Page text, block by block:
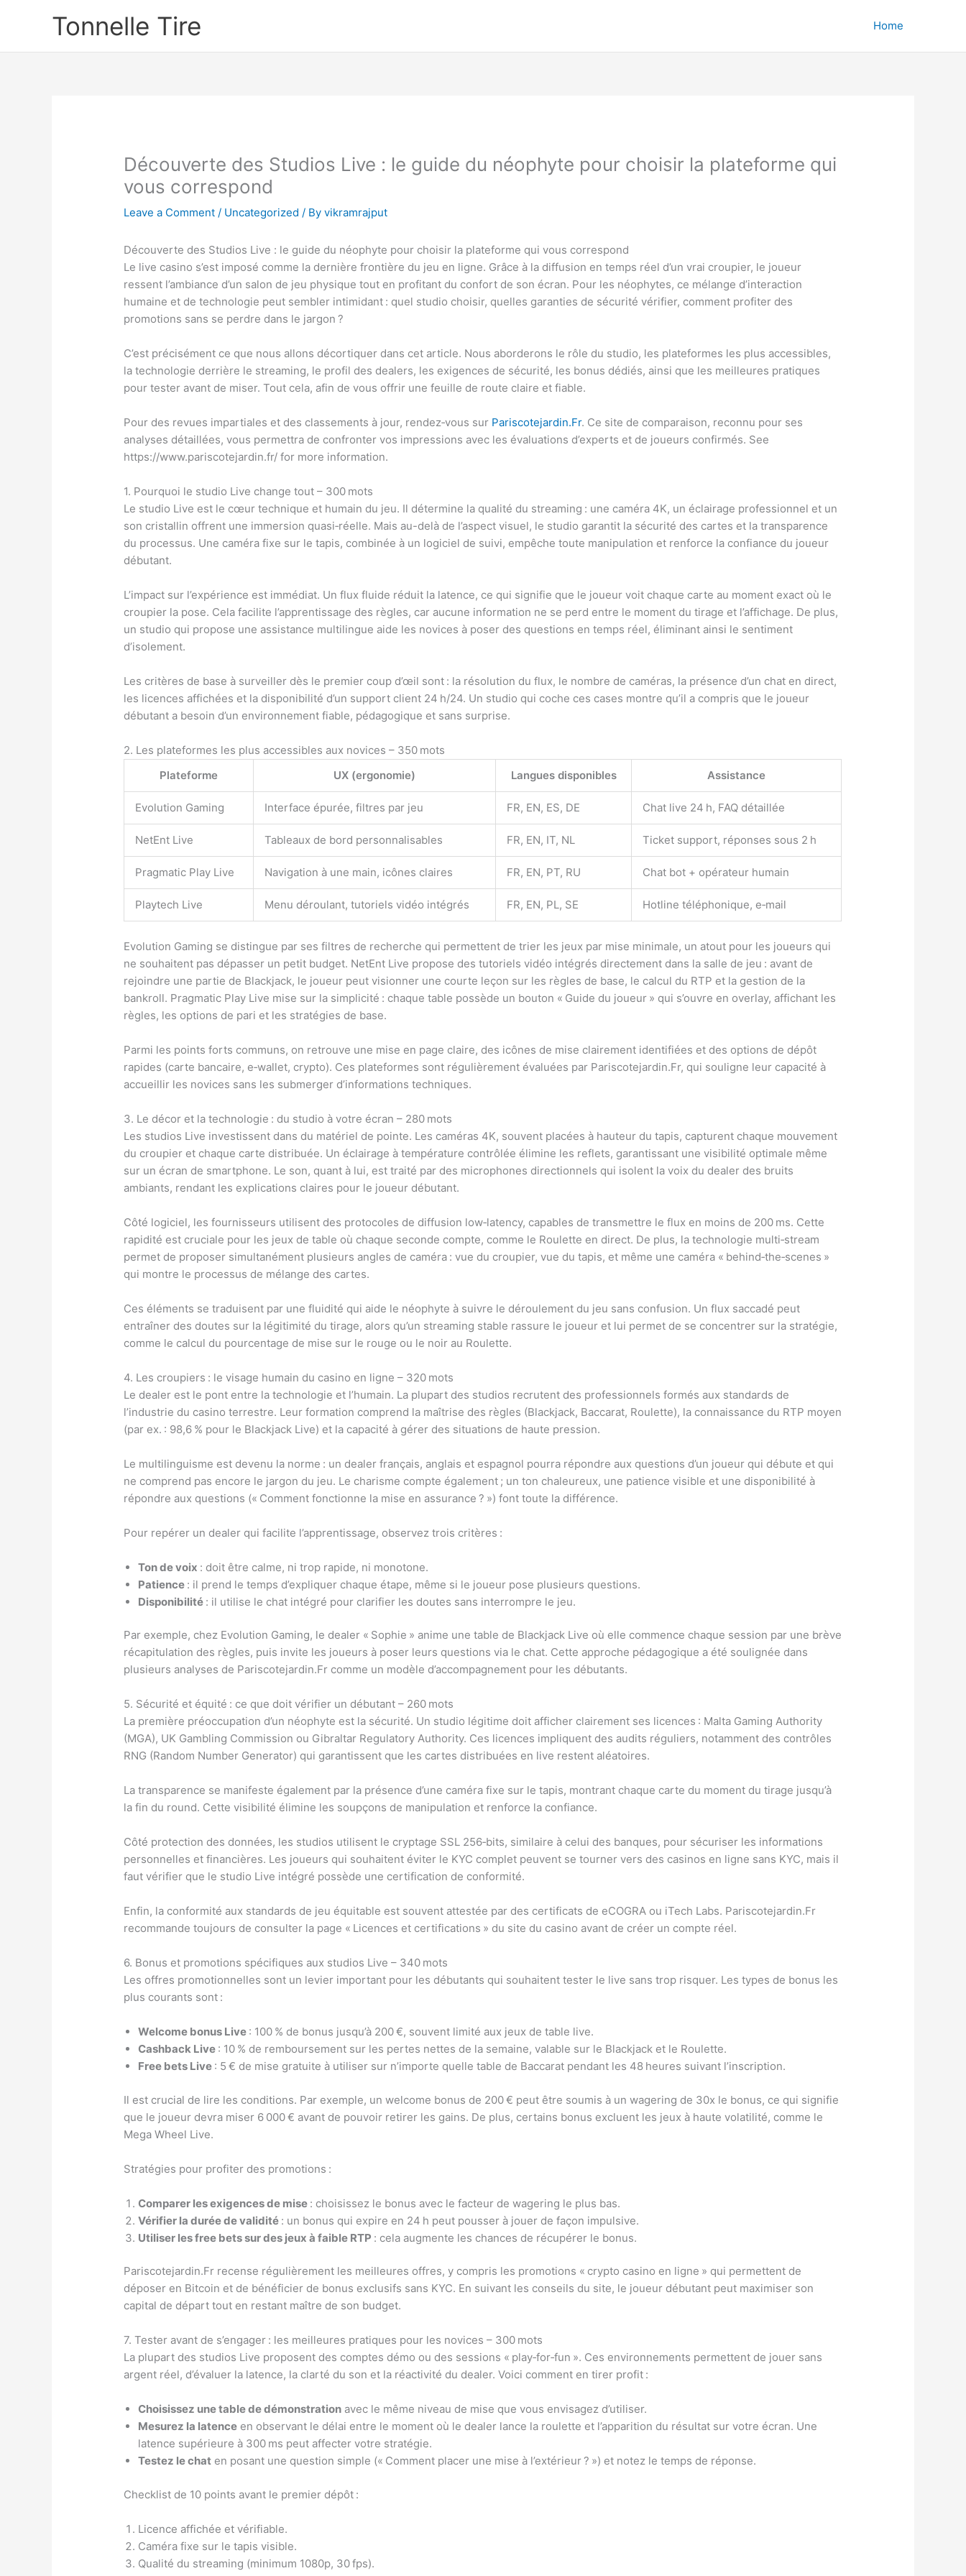
Tonnelle Tire Home
Découverte des Studios Live : le guide du néophyte pour choisir la plateforme qui
vous correspond
Leave a Comment / Uncategorized / Byvikramrajput
Découverte des Studios Live : le guide du néophyte pour choisir la plateforme qui vous correspond
Le live casino s’est imposé comme la dernière frontière du jeu en ligne. Grâce à la diffusion en temps réel d’un vrai croupier, le joueur
ressent l’ambiance d’un salon de jeu physique tout en profitant du confort de son écran. Pour les néophytes, ce mélange d’interaction
humaine et de technologie peut sembler intimidant : quel studio choisir, quelles garanties de sécurité vérifier, comment profiter des
promotions sans se perdre dans le jargon ?
C’est précisément ce que nous allons décortiquer dans cet article. Nous aborderons le rôle du studio, les plateformes les plus accessibles,
la technologie derrière le streaming, le profil des dealers, les exigences de sécurité, les bonus dédiés, ainsi que les meilleures pratiques
pour tester avant de miser. Tout cela, afin de vous offrir une feuille de route claire et fiable.
Pour des revues impartiales et des classements à jour, rendez‑vous sur Pariscotejardin.Fr. Ce site de comparaison, reconnu pour ses
analyses détaillées, vous permettra de confronter vos impressions avec les évaluations d’experts et de joueurs confirmés. See
https://www.pariscotejardin.fr/ for more information.
1. Pourquoi le studio Live change tout – 300 mots
Le studio Live est le cœur technique et humain du jeu. Il détermine la qualité du streaming : une caméra 4K, un éclairage professionnel et un
son cristallin offrent une immersion quasi‑réelle. Mais au-delà de l’aspect visuel, le studio garantit la sécurité des cartes et la transparence
du processus. Une caméra fixe sur le tapis, combinée à un logiciel de suivi, empêche toute manipulation et renforce la confiance du joueur
débutant.
L’impact sur l’expérience est immédiat. Un flux fluide réduit la latence, ce qui signifie que le joueur voit chaque carte au moment exact où le
croupier la pose. Cela facilite l’apprentissage des règles, car aucune information ne se perd entre le moment du tirage et l’affichage. De plus,
un studio qui propose une assistance multilingue aide les novices à poser des questions en temps réel, éliminant ainsi le sentiment
d’isolement.
Les critères de base à surveiller dès le premier coup d’œil sont : la résolution du flux, le nombre de caméras, la présence d’un chat en direct,
les licences affichées et la disponibilité d’un support client 24 h/24. Un studio qui coche ces cases montre qu’il a compris que le joueur
débutant a besoin d’un environnement fiable, pédagogique et sans surprise.
2. Les plateformes les plus accessibles aux novices – 350 mots
Plateforme
UX (ergonomie) Langues disponibles Assistance
Evolution Gaming Interface épurée, filtres par jeu FR, EN, ES, DE Chat live 24 h, FAQ détaillée
NetEnt Live Tableaux de bord personnalisables FR, EN, IT, NL Ticket support, réponses sous 2 h
Pragmatic Play Live Navigation à une main, icônes claires FR, EN, PT, RU Chat bot + opérateur humain
Playtech Live Menu déroulant, tutoriels vidéo intégrés FR, EN, PL, SE Hotline téléphonique, e‑mail
Evolution Gaming se distingue par ses filtres de recherche qui permettent de trier les jeux par mise minimale, un atout pour les joueurs qui
ne souhaitent pas dépasser un petit budget. NetEnt Live propose des tutoriels vidéo intégrés directement dans la salle de jeu : avant de
rejoindre une partie de Blackjack, le joueur peut visionner une courte leçon sur les règles de base, le calcul du RTP et la gestion de la
bankroll. Pragmatic Play Live mise sur la simplicité : chaque table possède un bouton « Guide du joueur » qui s’ouvre en overlay, affichant les
règles, les options de pari et les stratégies de base.
Parmi les points forts communs, on retrouve une mise en page claire, des icônes de mise clairement identifiées et des options de dépôt
rapides (carte bancaire, e‑wallet, crypto). Ces plateformes sont régulièrement évaluées par Pariscotejardin.Fr, qui souligne leur capacité à
accueillir les novices sans les submerger d’informations techniques.
3. Le décor et la technologie : du studio à votre écran – 280 mots
Les studios Live investissent dans du matériel de pointe. Les caméras 4K, souvent placées à hauteur du tapis, capturent chaque mouvement
du croupier et chaque carte distribuée. Un éclairage à température contrôlée élimine les reflets, garantissant une visibilité optimale même
sur un écran de smartphone. Le son, quant à lui, est traité par des microphones directionnels qui isolent la voix du dealer des bruits
ambiants, rendant les explications claires pour le joueur débutant.
Côté logiciel, les fournisseurs utilisent des protocoles de diffusion low‑latency, capables de transmettre le flux en moins de 200 ms. Cette
rapidité est cruciale pour les jeux de table où chaque seconde compte, comme le Roulette en direct. De plus, la technologie multi‑stream
permet de proposer simultanément plusieurs angles de caméra : vue du croupier, vue du tapis, et même une caméra « behind‑the‑scenes »
qui montre le processus de mélange des cartes.
Ces éléments se traduisent par une fluidité qui aide le néophyte à suivre le déroulement du jeu sans confusion. Un flux saccadé peut
entraîner des doutes sur la légitimité du tirage, alors qu’un streaming stable rassure le joueur et lui permet de se concentrer sur la stratégie,
comme le calcul du pourcentage de mise sur le rouge ou le noir au Roulette.
4. Les croupiers : le visage humain du casino en ligne – 320 mots
Le dealer est le pont entre la technologie et l’humain. La plupart des studios recrutent des professionnels formés aux standards de
l’industrie du casino terrestre. Leur formation comprend la maîtrise des règles (Blackjack, Baccarat, Roulette), la connaissance du RTP moyen
(par ex. : 98,6 % pour le Blackjack Live) et la capacité à gérer des situations de haute pression.
Le multilinguisme est devenu la norme : un dealer français, anglais et espagnol pourra répondre aux questions d’un joueur qui débute et qui
ne comprend pas encore le jargon du jeu. Le charisme compte également ; un ton chaleureux, une patience visible et une disponibilité à
répondre aux questions (« Comment fonctionne la mise en assurance ? ») font toute la différence.
Pour repérer un dealer qui facilite l’apprentissage, observez trois critères :
Ton de voix : doit être calme, ni trop rapide, ni monotone.
Patience : il prend le temps d’expliquer chaque étape, même si le joueur pose plusieurs questions.
Disponibilité : il utilise le chat intégré pour clarifier les doutes sans interrompre le jeu.
Par exemple, chez Evolution Gaming, le dealer « Sophie » anime une table de Blackjack Live où elle commence chaque session par une brève
récapitulation des règles, puis invite les joueurs à poser leurs questions via le chat. Cette approche pédagogique a été soulignée dans
plusieurs analyses de Pariscotejardin.Fr comme un modèle d’accompagnement pour les débutants.
5. Sécurité et équité : ce que doit vérifier un débutant – 260 mots
La première préoccupation d’un néophyte est la sécurité. Un studio légitime doit afficher clairement ses licences : Malta Gaming Authority
(MGA), UK Gambling Commission ou Gibraltar Regulatory Authority. Ces licences impliquent des audits réguliers, notamment des contrôles
RNG (Random Number Generator) qui garantissent que les cartes distribuées en live restent aléatoires.
La transparence se manifeste également par la présence d’une caméra fixe sur le tapis, montrant chaque carte du moment du tirage jusqu’à
la fin du round. Cette visibilité élimine les soupçons de manipulation et renforce la confiance.
Côté protection des données, les studios utilisent le cryptage SSL 256‑bits, similaire à celui des banques, pour sécuriser les informations
personnelles et financières. Les joueurs qui souhaitent éviter le KYC complet peuvent se tourner vers des casinos en ligne sans KYC, mais il
faut vérifier que le studio Live intégré possède une certification de conformité.
Enfin, la conformité aux standards de jeu équitable est souvent attestée par des certificats de eCOGRA ou iTech Labs. Pariscotejardin.Fr
recommande toujours de consulter la page « Licences et certifications » du site du casino avant de créer un compte réel.
6. Bonus et promotions spécifiques aux studios Live – 340 mots
Les offres promotionnelles sont un levier important pour les débutants qui souhaitent tester le live sans trop risquer. Les types de bonus les
plus courants sont :
Welcome bonus Live : 100 % de bonus jusqu’à 200 €, souvent limité aux jeux de table live.
Cashback Live : 10 % de remboursement sur les pertes nettes de la semaine, valable sur le Blackjack et le Roulette.
Free bets Live : 5 € de mise gratuite à utiliser sur n’importe quelle table de Baccarat pendant les 48 heures suivant l’inscription.
Il est crucial de lire les conditions. Par exemple, un welcome bonus de 200 € peut être soumis à un wagering de 30x le bonus, ce qui signifie
que le joueur devra miser 6 000 € avant de pouvoir retirer les gains. De plus, certains bonus excluent les jeux à haute volatilité, comme le
Mega Wheel Live.
Stratégies pour profiter des promotions :
Comparer les exigences de mise : choisissez le bonus avec le facteur de wagering le plus bas.
Vérifier la durée de validité : un bonus qui expire en 24 h peut pousser à jouer de façon impulsive.
Utiliser les free bets sur des jeux à faible RTP : cela augmente les chances de récupérer le bonus.
Pariscotejardin.Fr recense régulièrement les meilleures offres, y compris les promotions « crypto casino en ligne » qui permettent de
déposer en Bitcoin et de bénéficier de bonus exclusifs sans KYC. En suivant les conseils du site, le joueur débutant peut maximiser son
capital de départ tout en restant maître de son budget.
7. Tester avant de s’engager : les meilleures pratiques pour les novices – 300 mots
La plupart des studios Live proposent des comptes démo ou des sessions « play‑for‑fun ». Ces environnements permettent de jouer sans
argent réel, d’évaluer la latence, la clarté du son et la réactivité du dealer. Voici comment en tirer profit :
Choisissez une table de démonstration avec le même niveau de mise que vous envisagez d’utiliser.
Mesurez la latence en observant le délai entre le moment où le dealer lance la roulette et l’apparition du résultat sur votre écran. Une
latence supérieure à 300 ms peut affecter votre stratégie.
Testez le chat en posant une question simple (« Comment placer une mise à l’extérieur ? ») et notez le temps de réponse.
Checklist de 10 points avant le premier dépôt :
Licence affichée et vérifiable.
Caméra fixe sur le tapis visible.
Qualité du streaming (minimum 1080p, 30 fps).